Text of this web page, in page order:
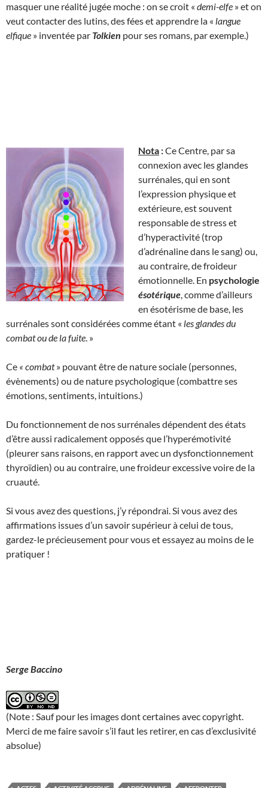
masquer une réalité jugée moche : on se croit « demi-elfe » et on
veut contacter des lutins, des fées et apprendre la « langue
elfique » inventée par Tolkien pour ses romans, par exemple.)
Nota :Ce Centre, par sa
connexion avec les glandes
surrénales, qui en sont
l’expression physique et
extérieure, est souvent
responsable de stress et
d’hyperactivité (trop
d’adrénaline dans le sang) ou,
au contraire, de froideur
émotionnelle. En psychologie
ésotérique, comme d’ailleurs
en ésotérisme de base, les
surrénales sont considérées comme étant « les glandes du
combat ou de la fuite. »
Ce « combat» pouvant être de nature sociale (personnes,
évènements) ou de nature psychologique (combattre ses
émotions, sentiments, intuitions.)
Du fonctionnement de nos surrénales dépendent des états
d’être aussi radicalement opposés que l’hyperémotivité
(pleurer sans raisons, en rapport avec un dysfonctionnement
thyroïdien) ou au contraire, une froideur excessive voire de la
cruauté.
Si vous avez des questions, j’y répondrai. Si vous avez des
affirmations issues d’un savoir supérieur à celui de tous,
gardez-le précieusement pour vous et essayez au moins de le
pratiquer !
Serge Baccino
(Note : Sauf pour les images dont certaines avec copyright.
Merci de me faire savoir s’il faut les retirer, en cas d’exclusivité
absolue)